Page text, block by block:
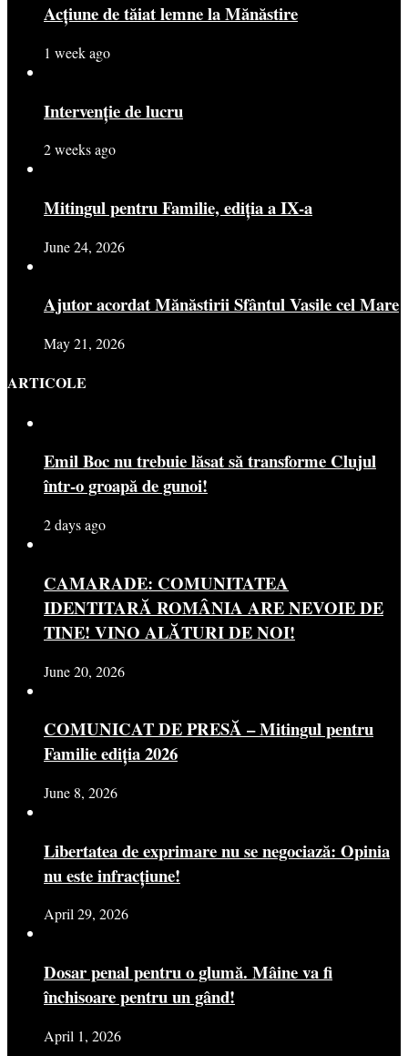
Acțiune de tăiat lemne la Mănăstire
1 week ago
Intervenție de lucru
2 weeks ago
Mitingul pentru Familie, ediția a IX-a
June 24, 2026
Ajutor acordat Mănăstirii Sfântul Vasile cel Mare
May 21, 2026
ARTICOLE
Emil Boc nu trebuie lăsat să transforme Clujul
într-o groapă de gunoi!
2 days ago
CAMARADE: COMUNITATEA
IDENTITARĂ ROMÂNIA ARE NEVOIE DE
TINE! VINO ALĂTURI DE NOI!
June 20, 2026
COMUNICAT DE PRESĂ – Mitingul pentru
Familie ediția 2026
June 8, 2026
Libertatea de exprimare nu se negociază: Opinia
nu este infracțiune!
April 29, 2026
Dosar penal pentru o glumă. Mâine va fi
închisoare pentru un gând!
April 1, 2026